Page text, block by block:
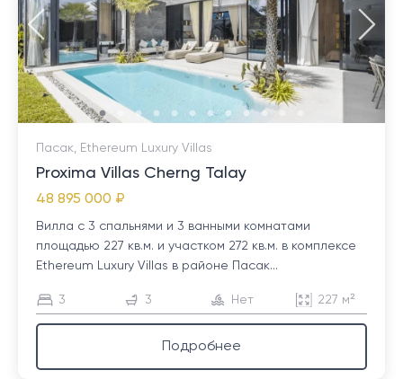
Пасак, Ethereum Luxury Villas
Proxima Villas Cherng Talay
48 895 000 ₽
Вилла с 3 спальнями и 3 ванными комнатами
площадью 227 кв.м. и участком 272 кв.м. в комплексе
Ethereum Luxury Villas в районе Пасак...
3 3 Нет 227 м²
Подробнее